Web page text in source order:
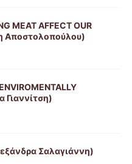
MEAT AFFECT OUR
Αποστολοπούλου)
Γιαννίτση)
Σαλαγιάννη)